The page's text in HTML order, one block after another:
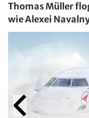
Thomas Müller
wie Alexei